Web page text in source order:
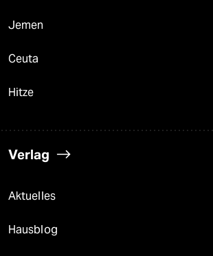
Jemen
Ceuta
Hitze
Verlag
Aktuelles
Hausblog